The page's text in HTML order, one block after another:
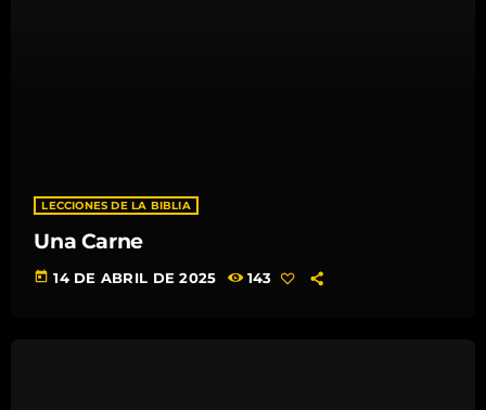
LECCIONES DE LA BIBLIA
Una Carne
today 14 DE ABRIL DE 2025 143